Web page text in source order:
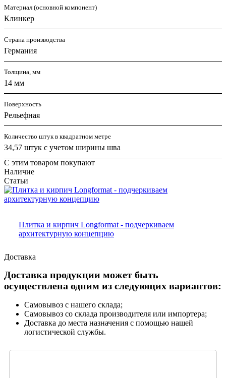
Материал (основной компонент)
Клинкер
Страна производства
Германия
Толщина, мм
14 мм
Поверхность
Рельефная
Количество штук в квадратном метре
34,57 штук с учетом ширины шва
С этим товаром покупают
Наличие
Статьи
Плитка и кирпич Longformat - подчеркиваем
архитектурную концепцию
Доставка
Доставка продукции может быть
осуществлена одним из следующих вариантов:
Самовывоз с нашего склада;
Самовывоз со склада производителя или импортера;
Доставка до места назначения с помощью нашей
логистической службы.